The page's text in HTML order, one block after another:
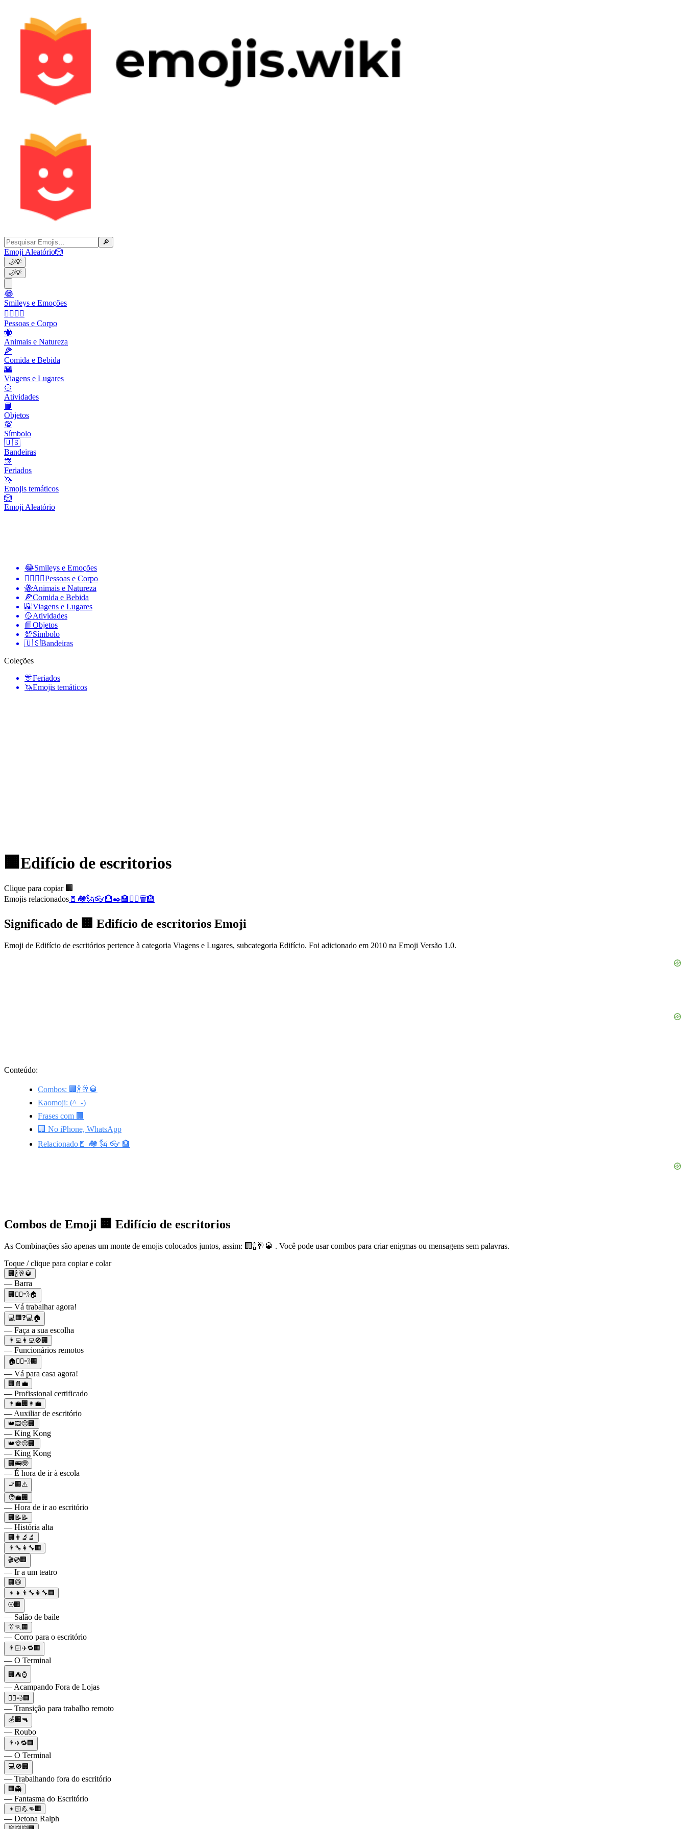
🔎
Emoji Aleatório🎲
🌙💡
🌙💡
😂
Smileys e Emoções
👩‍❤️‍💋‍👨
Pessoas e Corpo
🐝
Animais e Natureza
🍕
Comida e Bebida
🌇
Viagens e Lugares
🥎
Atividades
📙
Objetos
💯
Símbolo
🇺🇸
Bandeiras
🎊
Feriados
🦄
Emojis temáticos
🎲
Emoji Aleatório
😂Smileys e Emoções
👩‍❤️‍💋‍👨Pessoas e Corpo
🐝Animais e Natureza
🍕Comida e Bebida
🌇Viagens e Lugares
🥎Atividades
📙Objetos
💯Símbolo
🇺🇸Bandeiras
Coleções
🎊Feriados
🦄Emojis temáticos
🏢 Edifício de escritorios
Clique para copiar 🏢
Emojis relacionados 🚪 🏘️🗽👓🏦✒️🏣 👮‍♀️🗑️🏨
Significado de 🏢 Edifício de escritorios Emoji
Emoji de Edifício de escritórios pertence à categoria Viagens e Lugares, subcategoria Edifício. Foi adicionado em 2010 na Emoji Versão 1.0.
Conteúdo:
Combos: 🏢🍾🥂🥃
Kaomoji: (^_-)
Frases com 🏢
🏢 No iPhone, WhatsApp
Relacionado🚪 🏘️ 🗽 👓 🏦
Combos de Emoji 🏢 Edifício de escritorios
As Combinações são apenas um monte de emojis colocados juntos, assim: 🏢🍾🥂🥃 . Você pode usar combos para criar enigmas ou mensagens sem palavras.
Toque / clique para copiar e colar
🏢🍾🥂🥃
— Barra
🏢🏃‍♂️💨🏠
— Vá trabalhar agora!
💻🏢❓💻🏠
— Faça a sua escolha
👨‍💻👩‍💻🚫🏢
— Funcionários remotos
🏠🏃‍♂️💨🏢
— Vá para casa agora!
🏢📄💼
— Profissional certificado
👨‍💼🏢👩‍💼
— Auxiliar de escritório
👑🙉😡🏢
— King Kong
👑🐵😡🏢
— King Kong
🏢🚌🤓
— É hora de ir à escola
🚬🏢⚠️
🧑‍💼🏢
— Hora de ir ao escritório
🏢📝📝
— História alta
🏢👨‍🔬🔬
👨‍🔧👩‍🔧🏢
🎬💿🏢
— Ir a um teatro
🏢🥼
👦👧👨‍🔧👩‍🔧🏢
⚾🏢
— Salão de baile
👔🏃🏢
— Corro para o escritório
👨🏻✈️🔁🏢
— O Terminal
🏢⛺⌚
— Acampando Fora de Lojas
🏃‍♂️💨🏢
— Transição para trabalho remoto
💰🏢🔫
— Roubo
👨✈️🔁🏢
— O Terminal
💻🚫🏢
— Trabalhando fora do escritório
🏢👻
— Fantasma do Escritório
👦🏻💪👊🏢
— Detona Ralph